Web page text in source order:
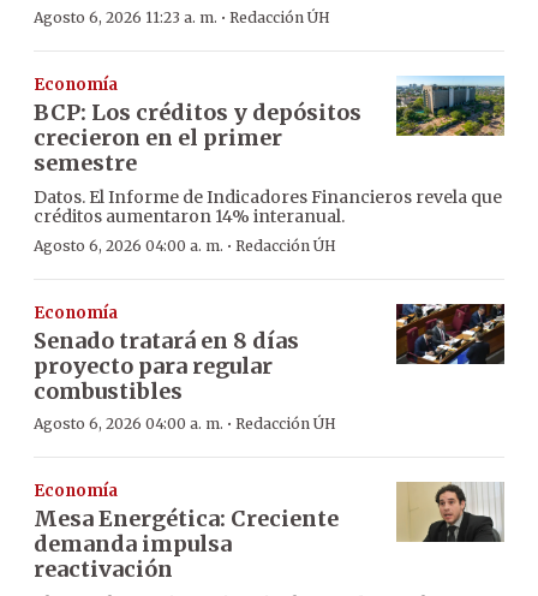
Agosto 6, 2026 11:23 a. m. · Redacción ÚH
Economía
BCP: Los créditos y depósitos
crecieron en el primer
semestre
Datos. El Informe de Indicadores Financieros revela que
créditos aumentaron 14% interanual.
Agosto 6, 2026 04:00 a. m. · Redacción ÚH
Economía
Senado tratará en 8 días
proyecto para regular
combustibles
Agosto 6, 2026 04:00 a. m. · Redacción ÚH
Economía
Mesa Energética: Creciente
demanda impulsa
reactivación